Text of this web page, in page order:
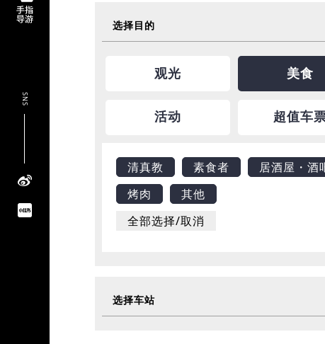
SNS
选择目的
观光 美食
活动 超值车
清真教 素食者 居酒屋・酒
烤肉
其他
全部选择/取消
选择车站